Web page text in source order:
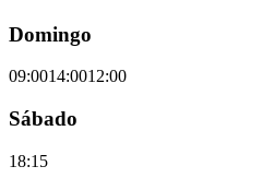
Domingo
09:0014:0012:00
Sábado
18:15